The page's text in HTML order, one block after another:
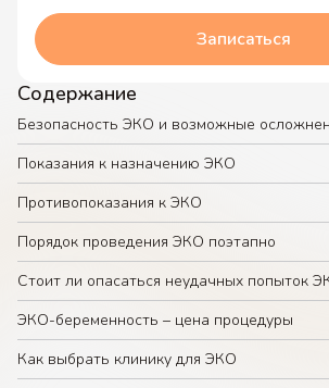
Записаться
Содержание
Безопасность ЭКО и возможные
Показания к назначению ЭКО
Противопоказания к ЭКО
Порядок проведения ЭКО поэтапно
Стоит ли опасаться неудачных попыток
ЭКО-беременность – цена процедуры
Как выбрать клинику для ЭКО